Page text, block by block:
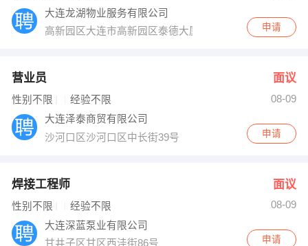
大连龙湖物业服务有限公司
高新园区大连市高新园区泰德大厦
申请
营业员 面议
性别不限 经验不限
08-09
大连泽泰商贸有限公司
沙河口区沙河口区中长街39号
申请
焊接工程师 面议
性别不限 经验不限
08-09
大连深蓝泵业有限公司
甘井子区甘区西洼街86号
申请